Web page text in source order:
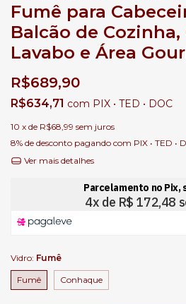
Fumê para
Balcão de
Lavabo e Área
R$689,90
R$634,71 com PIX • TED • DOC
10 x de R$68,99 sem juros
8% de desconto pagando com PIX • TED •
Ver mais detalhes
Vidro: Fumê
Fumê Conhaque